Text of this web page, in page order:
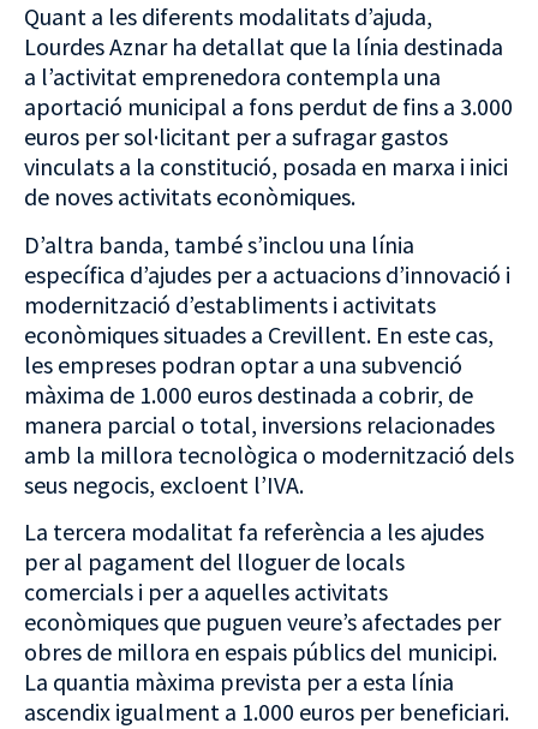
Quant a les diferents modalitats d’ajuda,
Lourdes Aznar ha detallat que la línia destinada
a l’activitat emprenedora contempla una
aportació municipal a fons perdut de fins a 3.000
euros per sol·licitant per a sufragar gastos
vinculats a la constitució, posada en marxa i inici
de noves activitats econòmiques.
D’altra banda, també s’inclou una línia
específica d’ajudes per a actuacions d’innovació i
modernització d’establiments i activitats
econòmiques situades a Crevillent. En este cas,
les empreses podran optar a una subvenció
màxima de 1.000 euros destinada a cobrir, de
manera parcial o total, inversions relacionades
amb la millora tecnològica o modernització dels
seus negocis, excloent l’IVA.
La tercera modalitat fa referència a les ajudes
per al pagament del lloguer de locals
comercials i per a aquelles activitats
econòmiques que puguen veure’s afectades per
obres de millora en espais públics del municipi.
La quantia màxima prevista per a esta línia
ascendix igualment a 1.000 euros per beneficiari.